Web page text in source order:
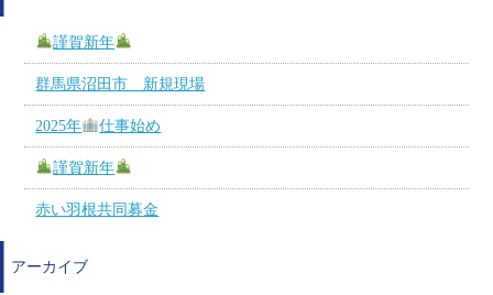
謹賀新年
群馬県沼田市 新規現場
2025年 仕事始め
謹賀新年
赤い羽根共同募金
アーカイブ